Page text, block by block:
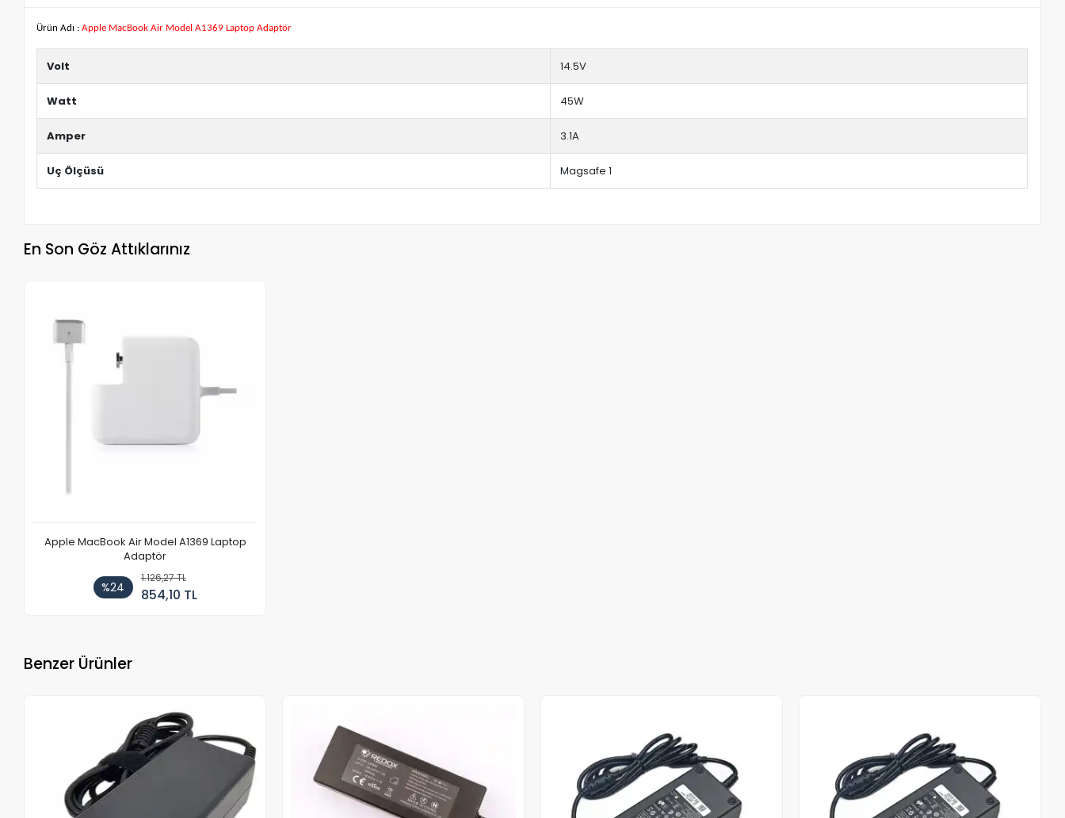
Ürün Adı : Apple MacBook Air Model A1369 Laptop Adaptör
Volt 14.5V
Watt 45W
Amper 3.1A
Uç Ölçüsü Magsafe 1
En Son Göz Attıklarınız
Apple MacBook Air Model A1369 Laptop
Adaptör
%24
1.126,27 TL
854,10 TL
Benzer Ürünler